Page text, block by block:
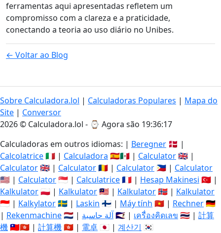
ferramentas aqui apresentadas refletem um
compromisso com a clareza e a praticidade,
conectando a teoria ao uso diário no Unibes.
← Voltar ao Blog
Sobre Calculadora.lol | Calculadoras Populares | Mapa do
Site | Conversor
2026 © Calculadora.lol - ⌚ Agora são 19:36:18
Calculadoras em outros idiomas: | Beregner 🇩🇰 |
Calcolatrice🇮🇹 | Calculadora 🇪🇸🇲🇽 | Calculator🇬🇧 |
Calculator🇬🇧 | Calculator🇷🇴 | Calculator 🇵🇭 | Calculator
🇺🇸 | Calculator🇸🇬 | Calculatrice🇫🇷 | Hesap Makinesi 🇹🇷 |
Kalkulator🇵🇱 | Kalkulator🇲🇾 | Kalkulator🇳🇴 | Kalkulator
🇮🇩 | Kalkylator🇸🇪 | Laskin 🇫🇮 | Máy tính 🇻🇳 | Rechner🇩🇪
| Rekenmachine🇳🇱 | آلة حاسبة🇸🇦 | เครื่องคิดเลข 🇹🇭 | 計算
機🇹🇼🇭🇰 | 計算機🇭🇰 | 電卓 🇯🇵 | 계산기 🇰🇷